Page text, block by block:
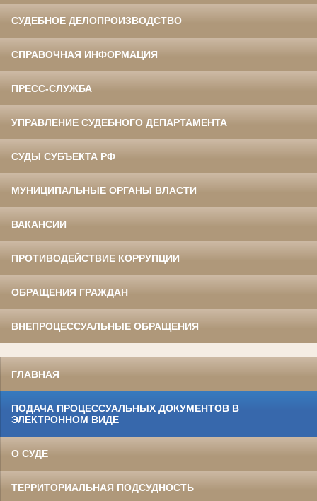
СУДЕБНОЕ ДЕЛОПРОИЗВОДСТВО
СПРАВОЧНАЯ ИНФОРМАЦИЯ
ПРЕСС-СЛУЖБА
УПРАВЛЕНИЕ СУДЕБНОГО ДЕПАРТАМЕНТА
СУДЫ СУБЪЕКТА РФ
МУНИЦИПАЛЬНЫЕ ОРГАНЫ ВЛАСТИ
ВАКАНСИИ
ПРОТИВОДЕЙСТВИЕ КОРРУПЦИИ
ОБРАЩЕНИЯ ГРАЖДАН
ВНЕПРОЦЕССУАЛЬНЫЕ ОБРАЩЕНИЯ
ГЛАВНАЯ
ПОДАЧА ПРОЦЕССУАЛЬНЫХ ДОКУМЕНТОВ В
ЭЛЕКТРОННОМ ВИДЕ
О СУДЕ
ТЕРРИТОРИАЛЬНАЯ ПОДСУДНОСТЬ